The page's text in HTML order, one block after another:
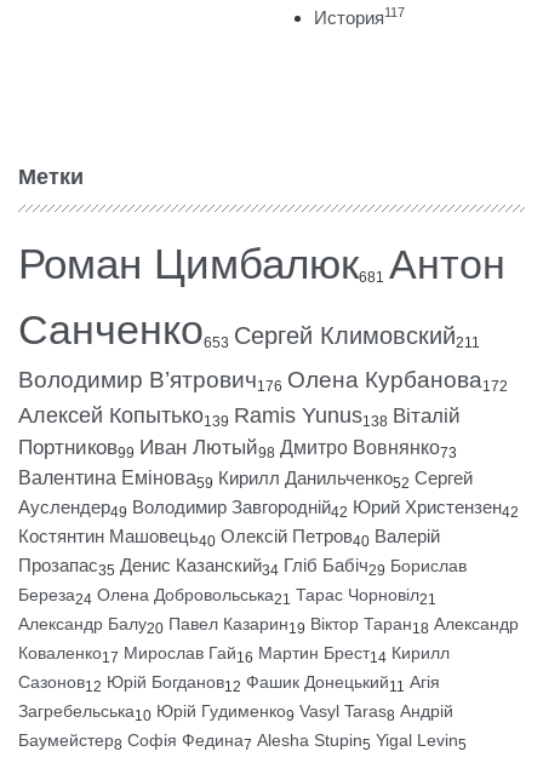
История117
Метки
Роман Цимбалюк681 Антон
Санченко653 Сергей Климовский211
Володимир В’ятрович176 Олена Курбанова172
Алексей Копытько139 Ramis Yunus138 Віталій
Портников99 Иван Лютый98 Дмитро Вовнянко73
Валентина Емінова59 Кирилл Данильченко52 Сергей
Ауслендер49 Володимир Завгородній42 Юрий Христензен42
Костянтин Машовець40 Олексій Петров40 Валерій
Прозапас35 Денис Казанский34 Гліб Бабіч29 Борислав
Береза24 Олена Добровольська21 Тарас Чорновіл21
Александр Балу20 Павел Казарин19 Віктор Таран18 Александр
Коваленко17 Мирослав Гай16 Мартин Брест14 Кирилл
Сазонов12 Юрій Богданов12 Фашик Донецький11 Агія
Загребельська10 Юрій Гудименко9 Vasyl Taras8 Андрій
Баумейстер8 Софія Федина7 Alesha Stupin5 Yigal Levin5